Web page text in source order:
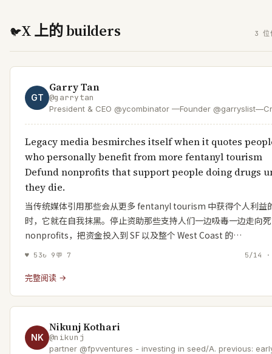
🐦X 上的 builders 3 位
GT
Garry Tan
@garrytan
President & CEO @ycombinator —Founder
Legacy media besmirches itself when it quotes
who personally benefit from more fentanyl tourism
Defund nonprofits that support people doing drugs
they die.
当传统媒体引用那些会从更多 fentanyl tourism 中获得个人利益
时，它就在自我抹黑。停止资助那些支持人们一边吸毒一边走向
nonprofits，把资金投入到 SF 以及整个 West Coast 的…
♥ 53↻ 9 💬 7 5/14
完整阅读 →
NK
Nikunj Kothari
@nikunj
partner @fpvventures - investing in seed/A. previous: